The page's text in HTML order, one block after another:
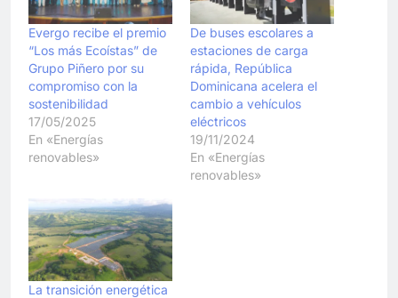
Evergo recibe el premio
“Los más Ecoístas” de
Grupo Piñero por su
compromiso con la
sostenibilidad
17/05/2025
En «Energías
renovables»
De buses escolares a
estaciones de carga
rápida, República
Dominicana acelera el
cambio a vehículos
eléctricos
19/11/2024
En «Energías
renovables»
La transición energética